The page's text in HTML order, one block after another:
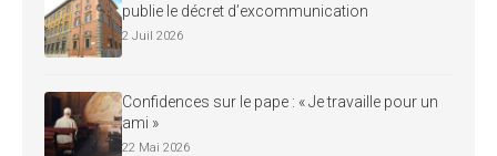
publie le décret d’excommunication
2 Juil 2026
Confidences sur le pape : « Je travaille pour un
ami »
22 Mai 2026